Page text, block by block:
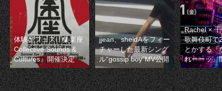
体験型フェス『集楽座
Collective Sounds &
Cultures』開催決定
jjean、sheidAをフィー
チャーした最新シング
ル“gossip boy”MV公開
Rachel ×
歌舞伎町で
とかする『
れーーッ』